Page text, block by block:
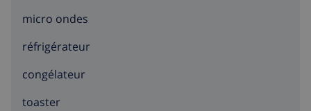
micro ondes
réfrigérateur
congélateur
toaster